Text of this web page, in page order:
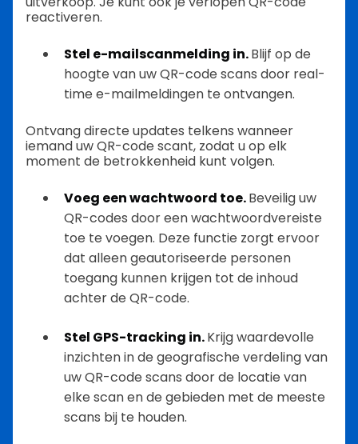
reactiveren.
Stel e-mailscanmelding in.Blijf op de
hoogte van uw QR-code scans door real-
time e-mailmeldingen te ontvangen.
Ontvang directe updates telkens wanneer
iemand uw QR-code scant, zodat u op elk
moment de betrokkenheid kunt volgen.
Voeg een wachtwoord toe.Beveilig uw
QR-codes door een wachtwoordvereiste
toe te voegen. Deze functie zorgt ervoor
dat alleen geautoriseerde personen
toegang kunnen krijgen tot de inhoud
achter de QR-code.
Stel GPS-tracking in.Krijg waardevolle
inzichten in de geografische verdeling van
uw QR-code scans door de locatie van
elke scan en de gebieden met de meeste
scans bij te houden.